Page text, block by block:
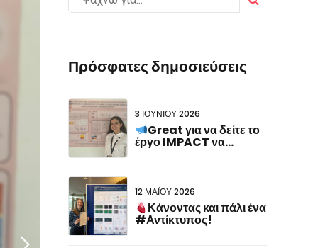
Πρόσφατες δημοσιεύσεις
3 ΙΟΥΝΊΟΥ 2026
Great για να δείτε το
έργο IMPACT να
12 ΜΑΪ́ΟΥ 2026
Κάνοντας και πάλι ένα
#Αντίκτυπος!